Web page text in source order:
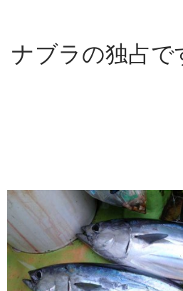
ナブラの独占で